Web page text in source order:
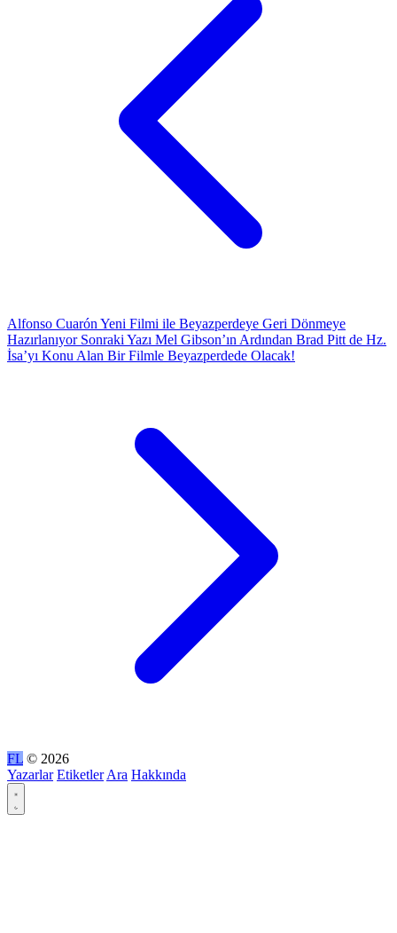
Alfonso Cuarón Yeni Filmi ile Beyazperdeye Geri Dönmeye
Hazırlanıyor Sonraki Yazı Mel Gibson’ın Ardından Brad Pitt de Hz.
İsa’yı Konu Alan Bir Filmle Beyazperdede Olacak!
FL © 2026
Yazarlar Etiketler Ara Hakkında